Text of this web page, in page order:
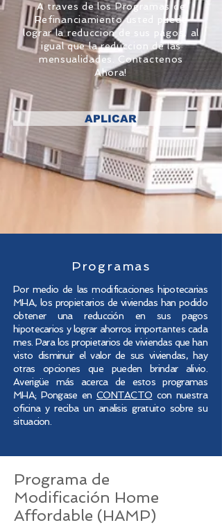
Programas
Por medio de las modificaciones hipotecarias
MHA, los propietarios de viviendas han podido
obtener una reducción en sus pagos
hipotecarios y lograr ahorros importantes cada
mes. Para los propietarios de viviendas que han
visto disminuir el valor de sus viviendas, hay
otras opciones que pueden brindar alivio.
Averigüe más acerca de estos programas
MHA; Pongase en CONTACTO con nuestra
oficina y reciba un analisis gratuito sobre su
situacion.
A traves de los Programas de
Refinanciamiento usted puede
lograr la reduccion de sus pagos, al
igual que la reduccion de las
mensualidades. Contactenos
Ahora!
APLICAR
Programa de
Modificación Home
Affordable (HAMP)